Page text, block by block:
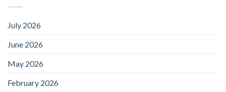
July 2026
June 2026
May 2026
February 2026